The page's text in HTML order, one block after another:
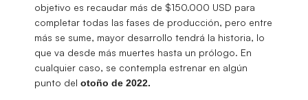
objetivo es recaudar más de $150.000 USD para
completar todas las fases de producción, pero entre
más se sume, mayor desarrollo tendrá la historia, lo
que va desde más muertes hasta un prólogo. En
cualquier caso, se contempla estrenar en algún
punto del otoño de 2022.